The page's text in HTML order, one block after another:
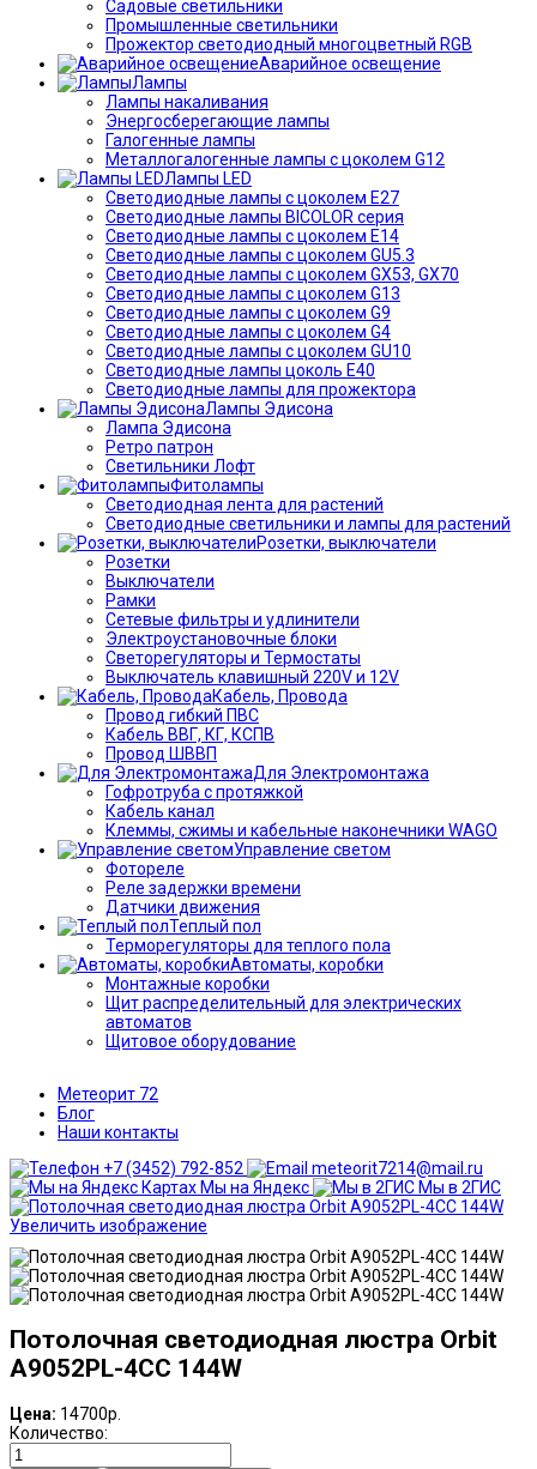
Садовые светильники
Промышленные светильники
Прожектор светодиодный многоцветный RGB
Аварийное освещение
Лампы
Лампы накаливания
Энергосберегающие лампы
Галогенные лампы
Металлогалогенные лампы с цоколем G12
Лампы LED
Светодиодные лампы с цоколем E27
Светодиодные лампы BICOLOR серия
Светодиодные лампы с цоколем E14
Светодиодные лампы с цоколем GU5.3
Светодиодные лампы с цоколем GX53, GX70
Светодиодные лампы с цоколем G13
Светодиодные лампы с цоколем G9
Светодиодные лампы с цоколем G4
Светодиодные лампы с цоколем GU10
Светодиодные лампы цоколь Е40
Светодиодные лампы для прожектора
Лампы Эдисона
Лампа Эдисона
Ретро патрон
Светильники Лофт
Фитолампы
Светодиодная лента для растений
Светодиодные светильники и лампы для растений
Розетки, выключатели
Розетки
Выключатели
Рамки
Сетевые фильтры и удлинители
Электроустановочные блоки
Светорегуляторы и Термостаты
Выключатель клавишный 220V и 12V
Кабель, Провода
Провод гибкий ПВС
Кабель ВВГ, КГ, КСПВ
Провод ШВВП
Для Электромонтажа
Гофротруба с протяжкой
Кабель канал
Клеммы, сжимы и кабельные наконечники WAGO
Управление светом
Фотореле
Реле задержки времени
Датчики движения
Теплый пол
Терморегуляторы для теплого пола
Автоматы, коробки
Монтажные коробки
Щит распределительный для электрических
автоматов
Щитовое оборудование
Метеорит 72
Блог
Наши контакты
+7 (3452) 792-852
meteorit7214@mail.ru
Мы на Яндекс
Мы в 2ГИС
Увеличить изображение
Потолочная светодиодная люстра Orbit
A9052PL-4CC 144W
Цена: 14700р.
Количество: